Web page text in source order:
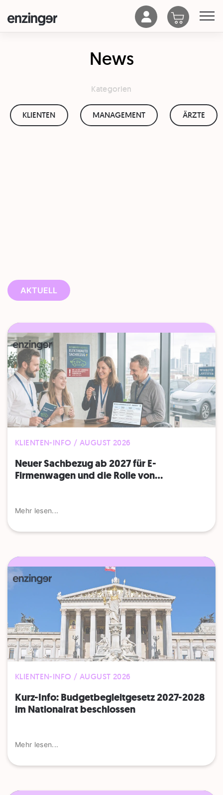
News
Kategorien
KLIENTEN MANAGEMENT ÄRZTE
AKTUELL
KLIENTEN-INFO / AUGUST 2026
Neuer Sachbezug ab 2027 für E-
Firmenwagen und die Rolle von...
Mehr lesen...
KLIENTEN-INFO / AUGUST 2026
Kurz-Info: Budgetbegleitgesetz 2027-2028
im Nationalrat beschlossen
Mehr lesen...